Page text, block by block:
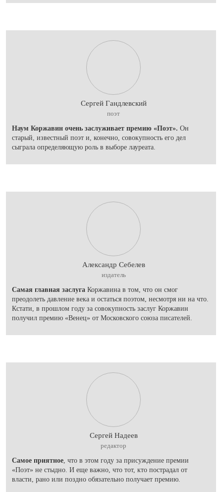
Сергей Гандлевский
поэт
Наум Коржавин очень заслуживает премию «Поэт». Он
старый, известный поэт и, конечно, совокупность его дел
сыграла определяющую роль в выборе лауреата.
Александр Себелев
издатель
Самая главная заслуга Коржавина в том, что он смог
преодолеть давление века и остаться поэтом, несмотря ни на что.
Кстати, в прошлом году за совокупность заслуг Коржавин
получил премию «Венец» от Московского союза писателей.
Сергей Надеев
редактор
Самое приятное, что в этом году за присуждение премии
«Поэт» не стыдно. И еще важно, что тот, кто пострадал от
власти, рано или поздно обязательно получает премию.